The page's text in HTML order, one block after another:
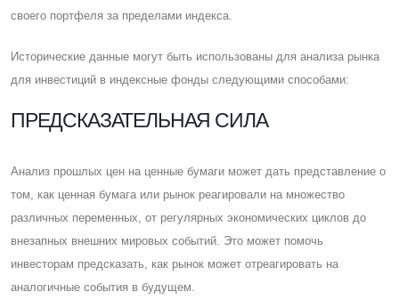
своего портфеля за пределами индекса.
Исторические данные могут быть использованы для анализа рынка
для инвестиций в индексные фонды следующими способами:
ПРЕДСКАЗАТЕЛЬНАЯ СИЛА
Анализ прошлых цен на ценные бумаги может дать представление о
том, как ценная бумага или рынок реагировали на множество
различных переменных, от регулярных экономических циклов до
внезапных внешних мировых событий. Это может помочь
инвесторам предсказать, как рынок может отреагировать на
аналогичные события в будущем.